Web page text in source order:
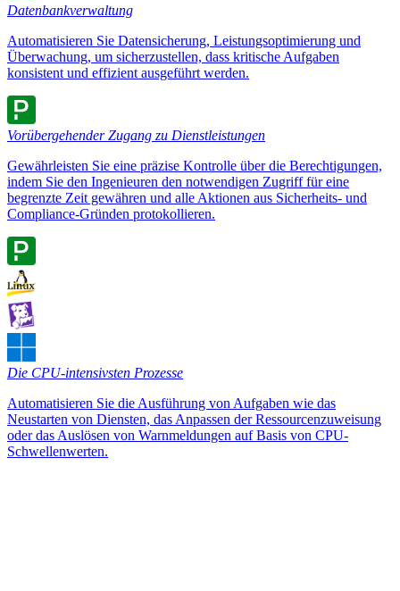
Datenbankverwaltung
Automatisieren Sie Datensicherung, Leistungsoptimierung und
Überwachung, um sicherzustellen, dass kritische Aufgaben
konsistent und effizient ausgeführt werden.
Vorübergehender Zugang zu Dienstleistungen
Gewährleisten Sie eine präzise Kontrolle über die Berechtigungen,
indem Sie den Ingenieuren den notwendigen Zugriff für eine
begrenzte Zeit gewähren und alle Aktionen aus Sicherheits- und
Compliance-Gründen protokollieren.
Die CPU-intensivsten Prozesse
Automatisieren Sie die Ausführung von Aufgaben wie das
Neustarten von Diensten, das Anpassen der Ressourcenzuweisung
oder das Auslösen von Warnmeldungen auf Basis von CPU-
Schwellenwerten.